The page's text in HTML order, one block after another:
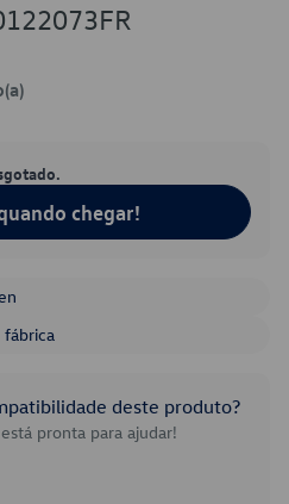
chegar!
fábrica
deste produto?
pronta para ajudar!